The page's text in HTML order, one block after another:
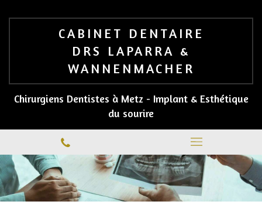
CABINET DENTAIRE
DRS LAPARRA &
WANNENMACHER
Chirurgiens Dentistes à Metz - Implant & Esthétique
du sourire